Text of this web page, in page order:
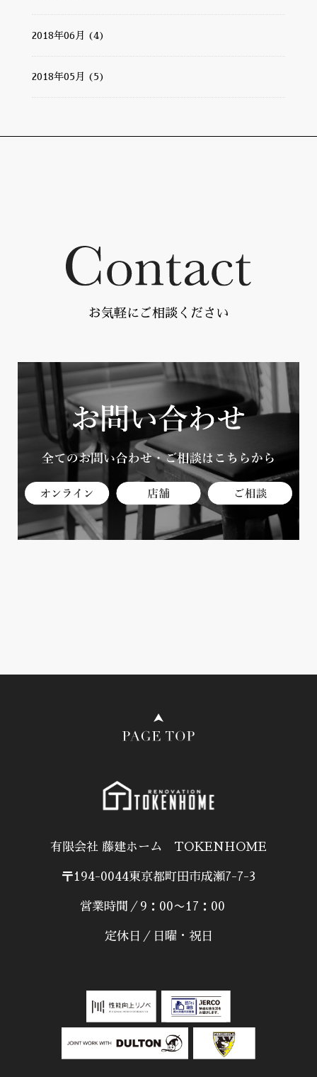
2018年06月 (4)
2018年05月 (5)
お気軽にご相談ください
有限会社 藤建ホーム TOKENHOME
〒194-0044東京都町田市成瀬7-7-3
営業時間／9：00〜17：00
定休日／日曜・祝日